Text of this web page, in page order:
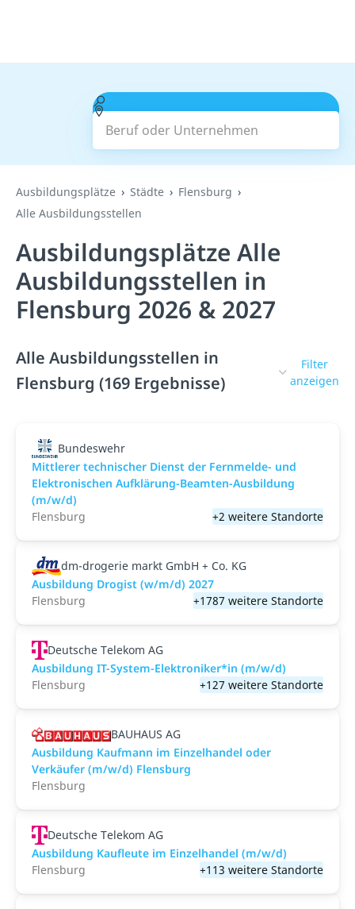
Beruf oder Unternehmen
Suchen
Ausbildungsplätze Städte
Flensburg
Alle Ausbildungsstellen
Ausbildungsplätze Alle
Ausbildungsstellen in
Flensburg 2026 & 2027
Alle Ausbildungsstellen in
Flensburg (169 Ergebnisse)
Filter
anzeigen
Bundeswehr
Mittlerer technischer Dienst der Fernmelde- und
Elektronischen Aufklärung-Beamten-Ausbildung
(m/w/d)
Flensburg
+2 weitere Standorte
dm-drogerie markt GmbH + Co. KG
Ausbildung Drogist (w/m/d) 2027
Flensburg
+1787 weitere Standorte
Deutsche Telekom AG
Ausbildung IT-System-Elektroniker*in (m/w/d)
Flensburg
+127 weitere Standorte
BAUHAUS AG
Ausbildung Kaufmann im Einzelhandel oder
Verkäufer (m/w/d) Flensburg
Flensburg
Deutsche Telekom AG
Ausbildung Kaufleute im Einzelhandel (m/w/d)
Flensburg
+113 weitere Standorte